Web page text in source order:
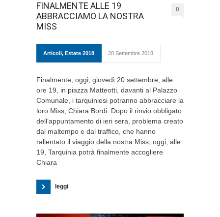
FINALMENTE ALLE 19
ABBRACCIAMO LA NOSTRA
MISS
0
Articoli, Estate 2018 20 Settembre 2018
Finalmente, oggi, giovedì 20 settembre, alle
ore 19, in piazza Matteotti, davanti al Palazzo
Comunale, i tarquiniesi potranno abbracciare la
loro Miss, Chiara Bordi. Dopo il rinvio obbligato
dell’appuntamento di ieri sera, problema creato
dal maltempo e dal traffico, che hanno
rallentato il viaggio della nostra Miss, oggi, alle
19, Tarquinia potrà finalmente accogliere
Chiara
leggi